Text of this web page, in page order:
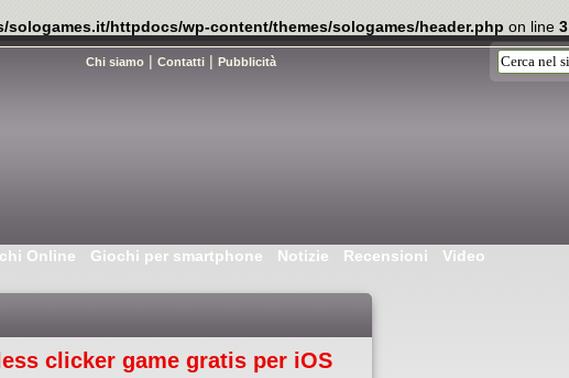
sologames.it/httpdocs/wp-content/themes/sologames/header.php on line 3
Chi siamo | Contatti | Pubblicità
Online Giochi per smartphone Notizie Recensioni Video
clicker game gratis per iOS